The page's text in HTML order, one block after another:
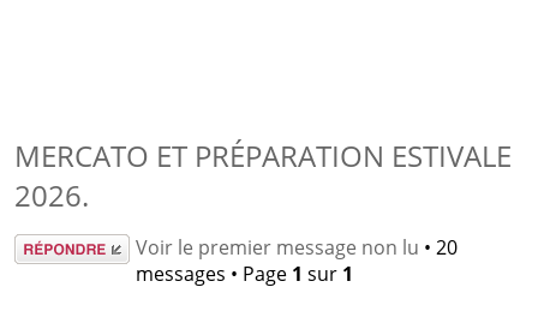
MERCATO ET PRÉPARATION ESTIVALE
2026.
Répondre Voir le premier message non lu • 20
messages • Page 1 sur 1